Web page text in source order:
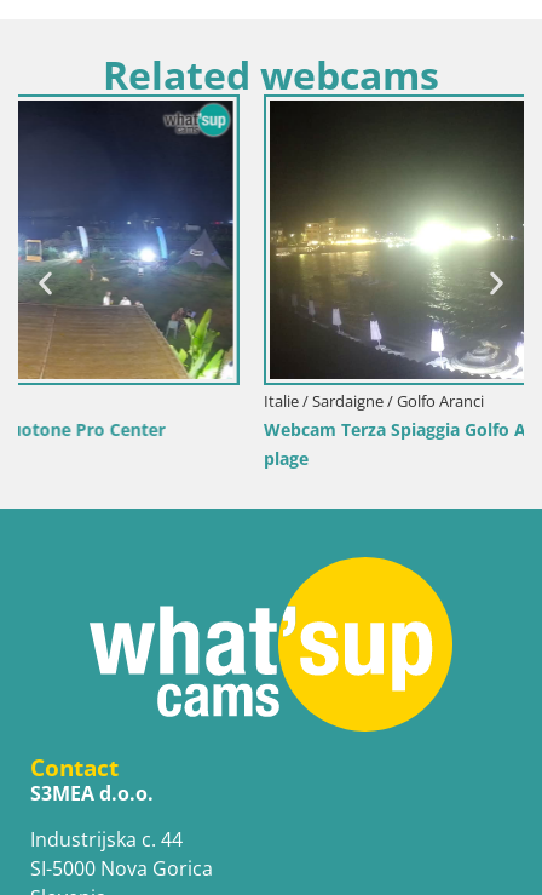
Related webcams
Webcam Terza Spiaggia Golfo Aranci – Vue en direct de la
Contact
S3MEA d.o.o.
Industrijska c. 44
SI-5000 Nova Gorica